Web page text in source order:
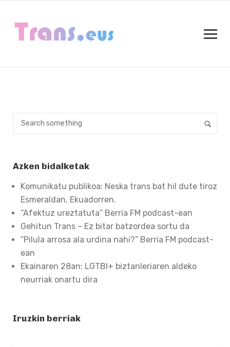
Azken bidalketak
Komunikatu publikoa: Neska trans bat hil dute tiroz
Esmeraldan, Ekuadorren.
“Afektuz ureztatuta” Berria FM podcast-ean
Gehitun Trans – Ez bitar batzordea sortu da
“Pilula arrosa ala urdina nahi?” Berria FM podcast-
ean
Ekainaren 28an: LGTBI+ biztanleriaren aldeko
neurriak onartu dira
Iruzkin berriak